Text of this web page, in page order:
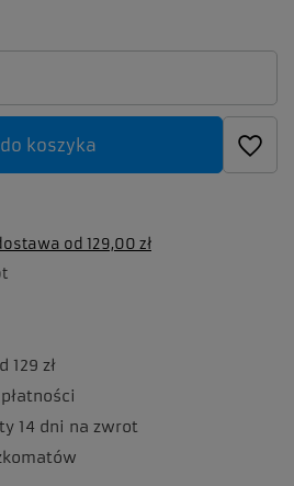
koszyka
od 129,00 zł
129 zł
płatności
14 dni na zwrot